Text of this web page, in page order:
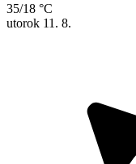
35/18 °C
utorok 11. 8.